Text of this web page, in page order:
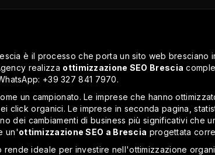
è il processo che porta un sito web bresciano
realizza ottimizzazione SEO Brescia
+39 327 841 7970.
un campionato. Le imprese che hanno
click organici. Le imprese in seconda pagina,
dei cambiamenti di business più significativi che
un'ottimizzazione SEO a Brescia progettata
rende ideale per investire nell'ottimizzazione